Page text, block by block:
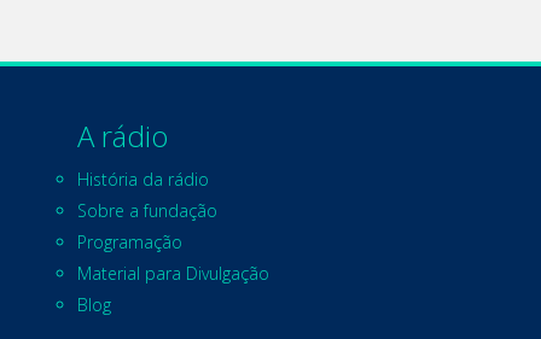
A rádio
História da rádio
Sobre a fundação
Programação
Material para Divulgação
Blog